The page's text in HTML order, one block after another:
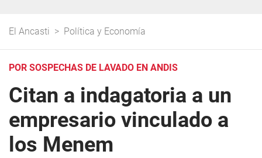
El Ancasti > Política y Economía
POR SOSPECHAS DE LAVADO EN ANDIS
Citan a indagatoria a un
empresario vinculado a
los Menem